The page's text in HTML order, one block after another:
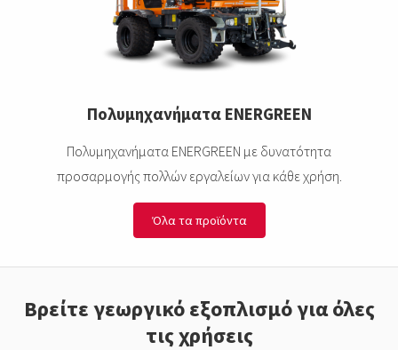
Πολυμηχανήματα ENERGREEN
Πολυμηχανήματα ENERGREEN με δυνατότητα
προσαρμογής πολλών εργαλείων για κάθε χρήση.
Όλα τα προϊόντα
Βρείτε γεωργικό εξοπλισμό για όλες
τις χρήσεις